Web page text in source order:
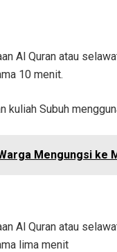
Al Quran atau
10 menit.
kuliah Subuh
Mengungsi ke
Al Quran atau
lima menit